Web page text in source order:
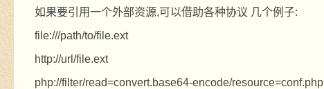
如果要引用一个外部资源,可以借助各种协议 几个例子:
file:///path/to/file.ext
http://url/file.ext
php://filter/read=convert.base64-encode/resource=conf.php